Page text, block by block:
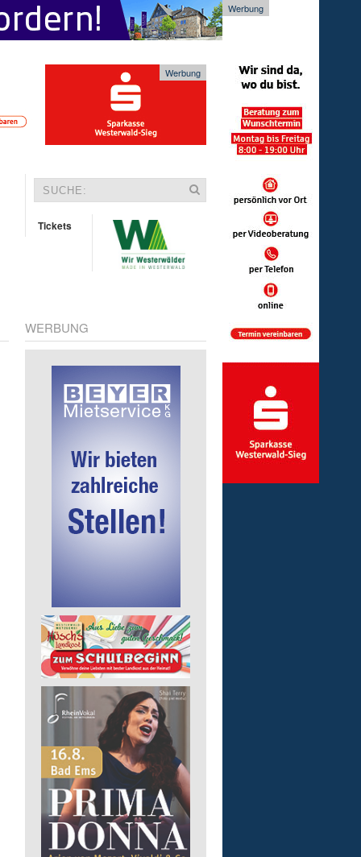
Werbung
Werbung
Tickets
WERBUNG